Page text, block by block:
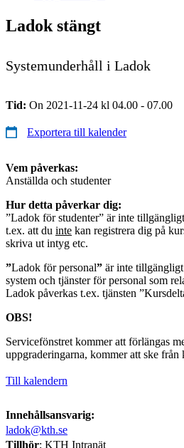
Ladok stängt
Systemunderhåll i Ladok
Tid: On 2021-11-24 kl 04.00 - 07.00
Exportera till kalender
Vem påverkas:
Anställda och studenter
Hur detta påverkar dig:
”Ladok för studenter” är inte
t.ex. att du inte kan registrera dig på
skriva ut intyg etc.
”Ladok för personal” är inte
system och tjänster för personal som
Ladok påverkas t.ex. tjänsten
OBS!
Servicefönstret kommer att förlängas
uppgraderingarna, kommer att ske
Till kalendern
Innehållsansvarig:
ladok@kth.se
Tillhör: KTH Intranät